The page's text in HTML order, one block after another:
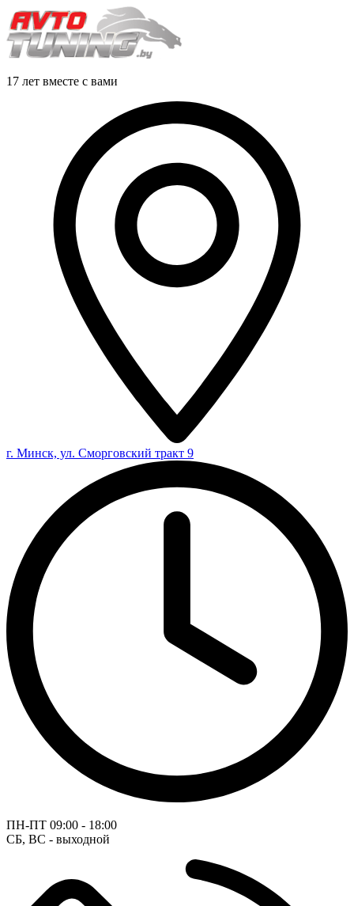
17 лет вместе с вами
г. Минск, ул. Сморговский тракт 9
ПН-ПТ 09:00 - 18:00
СБ, ВС - выходной